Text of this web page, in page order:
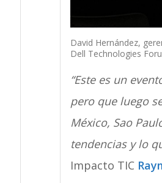
David Hernández,
Dell Technologies
“Este es un
pero que luego
México, Sao
tendencias y lo
Impacto TIC